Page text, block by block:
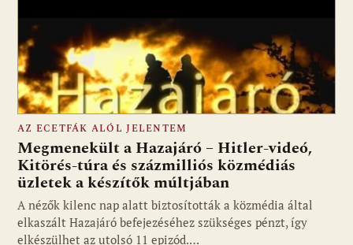
Fotó: media1.hu
AZ ECETFÁK ALÓL JELENTEM
Megmenekült a Hazajáró – Hitler-videó,
Kitörés-túra és százmilliós közmédiás
üzletek a készítők múltjában
A nézők kilenc nap alatt biztosították a közmédia által
elkaszált Hazajáró befejezéséhez szükséges pénzt, így
elkészülhet az utolsó 11 epizód.…